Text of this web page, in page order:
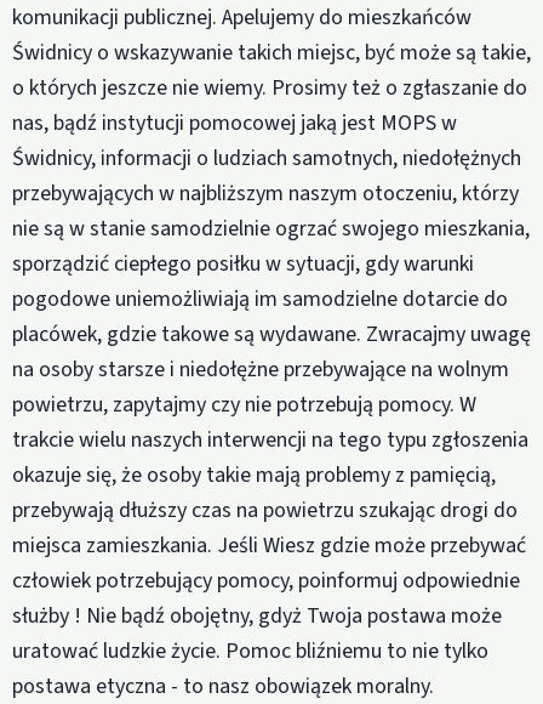
komunikacji publicznej. Apelujemy do mieszkańców
Świdnicy o wskazywanie takich miejsc, być może są takie,
o których jeszcze nie wiemy. Prosimy też o zgłaszanie do
nas, bądź instytucji pomocowej jaką jest MOPS w
Świdnicy, informacji o ludziach samotnych, niedołężnych
przebywających w najbliższym naszym otoczeniu, którzy
nie są w stanie samodzielnie ogrzać swojego mieszkania,
sporządzić ciepłego posiłku w sytuacji, gdy warunki
pogodowe uniemożliwiają im samodzielne dotarcie do
placówek, gdzie takowe są wydawane. Zwracajmy uwagę
na osoby starsze i niedołężne przebywające na wolnym
powietrzu, zapytajmy czy nie potrzebują pomocy. W
trakcie wielu naszych interwencji na tego typu zgłoszenia
okazuje się, że osoby takie mają problemy z pamięcią,
przebywają dłuższy czas na powietrzu szukając drogi do
miejsca zamieszkania. Jeśli Wiesz gdzie może przebywać
człowiek potrzebujący pomocy, poinformuj odpowiednie
służby ! Nie bądź obojętny, gdyż Twoja postawa może
uratować ludzkie życie. Pomoc bliźniemu to nie tylko
postawa etyczna - to nasz obowiązek moralny.